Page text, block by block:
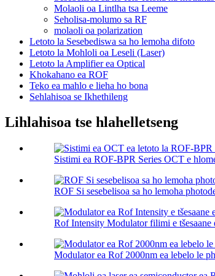
Molaoli oa Lintlha tsa Leeme
Seholisa-molumo sa RF
molaoli oa polarization
Letoto la Sesebediswa sa ho lemoha difoto
Letoto la Mohloli oa Leseli (Laser)
Letoto la Amplifier ea Optical
Khokahano ea ROF
Teko ea mahlo e lieha ho bona
Sehlahisoa se Ikhethileng
Lihlahisoa tse hlahelletseng
Sistimi ea ROF-BPR Series OCT e
ROF Si sesebelisoa sa ho lemoha
Rof Intensity Modulator filimi e tšesaane
Modulator ea Rof 2000nm ea lebelo le